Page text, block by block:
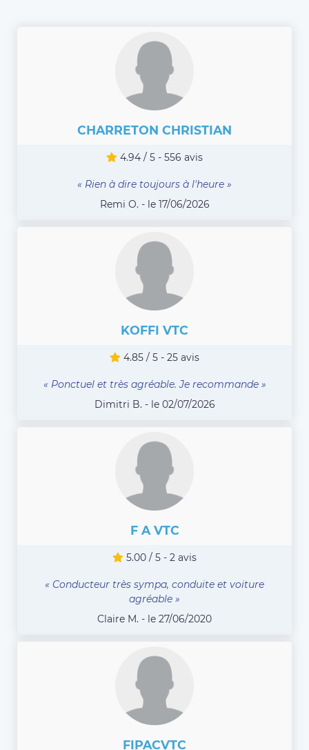
CHARRETON CHRISTIAN
4.94 / 5 - 556 avis
« Rien à dire toujours à l'heure »
Remi O. - le 17/06/2026
KOFFI VTC
4.85 / 5 - 25 avis
« Ponctuel et très agréable. Je recommande »
Dimitri B. - le 02/07/2026
F A VTC
5.00 / 5 - 2 avis
« Conducteur très sympa, conduite et voiture
agréable »
Claire M. - le 27/06/2020
FIPACVTC